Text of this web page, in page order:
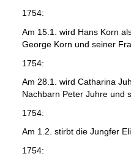
1754:
Am 15.1. wird Hans Korn
George Korn und seiner
1754:
Am 28.1. wird Catharina
Nachbarn Peter Juhre und
1754:
Am 1.2. stirbt die Jungfer
1754: